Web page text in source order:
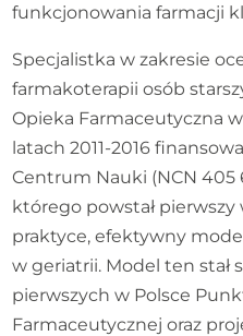
funkcjonowania farmacji
Specjalistka w zakresie
farmakoterapii osób
Opieka Farmaceutyczna
latach 2011-2016
Centrum Nauki (NCN 405
którego powstał
praktyce, efektywny
w geriatrii. Model ten stał
pierwszych w Polsce
Farmaceutycznej oraz